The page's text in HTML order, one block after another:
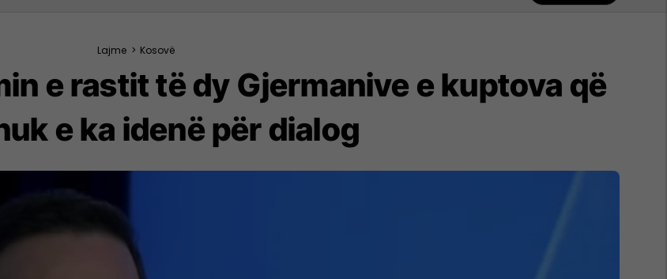
Lajme > Kosovë
e rastit të dy Gjermanive e kuptova që
e ka idenë për dialog